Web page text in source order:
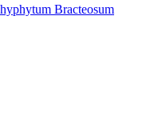
Bracteosum